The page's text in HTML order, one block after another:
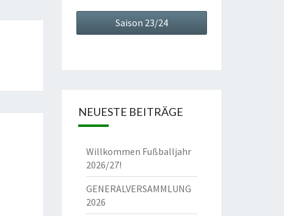
Saison 23/24
NEUESTE BEITRÄGE
Willkommen Fußballjahr
2026/27!
GENERALVERSAMMLUNG
2026